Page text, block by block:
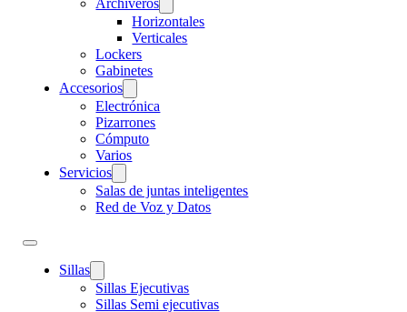
Archiveros
Horizontales
Verticales
Lockers
Gabinetes
Accesorios
Electrónica
Pizarrones
Cómputo
Varios
Servicios
Salas de juntas inteligentes
Red de Voz y Datos
Sillas
Sillas Ejecutivas
Sillas Semi ejecutivas